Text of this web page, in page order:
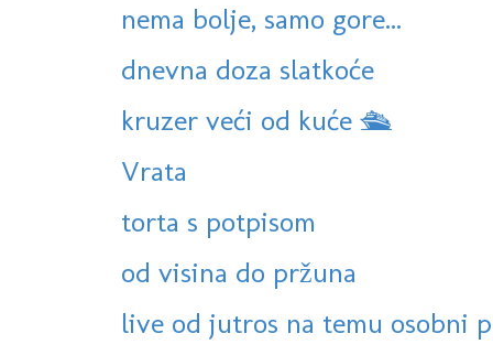
nema bolje, samo gore...
dnevna doza slatkoće
kruzer veći od kuće 🛳
Vrata
torta s potpisom
od visina do pržuna
live od jutros na temu osobni